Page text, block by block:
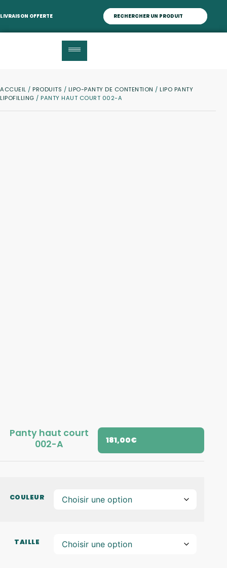
LIVRAISON OFFERTE
ACCUEIL / PRODUITS / LIPO-PANTY DE CONTENTION / LIPO PANTY
LIPOFILLING / PANTY HAUT COURT 002-A
Panty haut court
002-A
181,00€
COULEUR
TAILLE